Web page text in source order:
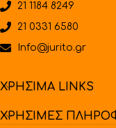
21 1184 8249
21 0331 6580
Info@jurito.gr
ΧΡΗΣΙΜΑ LINKS
ΧΡΗΣΙΜΕΣ